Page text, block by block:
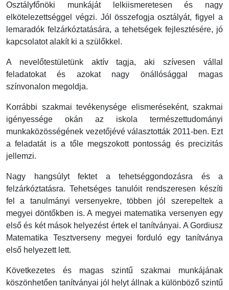
Osztályfőnöki munkáját lelkiismeretesen és nagy
elkötelezettséggel végzi. Jól összefogja osztályát, figyel a
lemaradók felzár­kóz­tatá­sá­ra, a tehetségek fejlesztésére, jó
kapcsolatot alakít ki a szülőkkel.
A nevelőtestületünk aktív tagja, aki szívesen vállal
feladatokat és azokat nagy önállósággal magas
színvonalon megoldja.
Korrábbi szakmai tevékenysége elismeréseként, szakmai
igényessége okán az iskola termé­szettudományi
munkaközösségének vezetőjévé válasz­tot­ták 2011-ben. Ezt
a feladatát is a tőle megszokott pontosság és precizitás
jellemzi.
Nagy hangsúlyt fektet a tehetséggondozásra és a
felzárkóztatásra. Tehet­séges tanulóit rend­szeresen készíti
fel a tanulmányi versenyekre, többen jól szerepeltek a
megyei döntőkben is. A megyei matematika versenyen egy
első és két mások helyezést értek el tanítványai. A Gordiusz
Matematika Tesztverseny megyei forduló egy tanítványa
első helyezett lett.
Következetes és magas szintű szakmai munkájának
köszönhetően tanítvá­nyai jól helyt állnak a különböző szintű